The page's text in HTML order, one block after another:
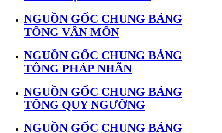
NGUỒN GỐC CHUNG BẢNG
TÔNG VÂN MÔN
NGUỒN GỐC CHUNG BẢNG
TÔNG PHÁP NHÃN
NGUỒN GỐC CHUNG BẢNG
TÔNG QUY NGƯỠNG
NGUỒN GỐC CHUNG BẢNG